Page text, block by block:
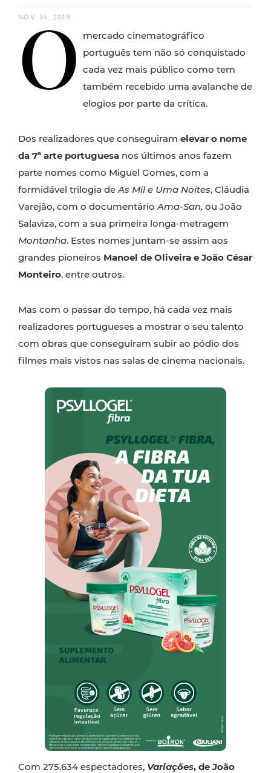
NOV. 14, 2019
O
mercado cinematográfico
português tem não só conquistado
cada vez mais público como tem
também recebido uma avalanche de
elogios por parte da crítica.
Dos realizadores que conseguiram elevar o nome
da 7ª arte portuguesa nos últimos anos fazem
parte nomes como Miguel Gomes, com a
formidável trilogia deAs Mil e Uma Noites, Cláudia
Varejão, com o documentárioAma-San, ou João
Salaviza, com a sua primeira longa-metragem
Montanha. Estes nomes juntam-se assim aos
grandes pioneiros Manoel de Oliveira e João César
Monteiro, entre outros.
Mas com o passar do tempo, há cada vez mais
realizadores portugueses a mostrar o seu talento
com obras que conseguiram subir ao pódio dos
filmes mais vistos nas salas de cinema nacionais.
Com 275.634 espectadores, Variações, de João